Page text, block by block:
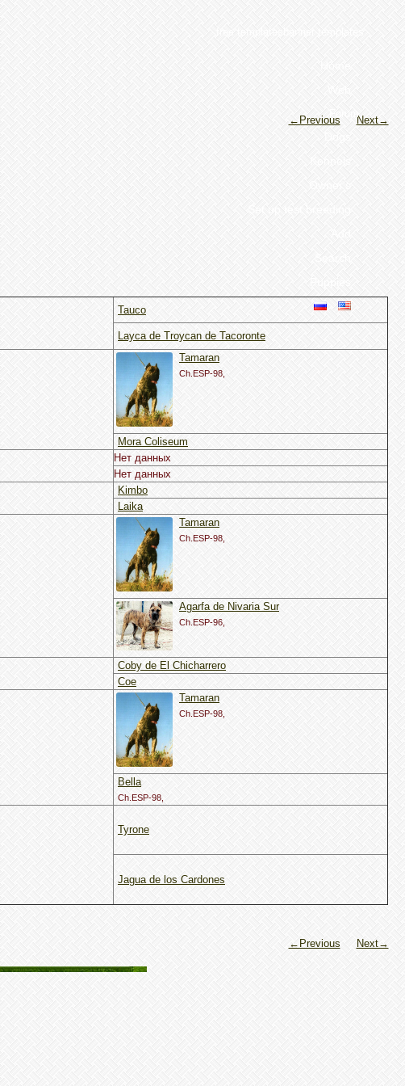
Forum
←Previous
Next→
Tauco
Layca de Troycan de Tacoronte
Tamaran
Ch.ESP-98,
Mora Coliseum
Нет данных
Нет данных
Kimbo
Laika
Tamaran
Ch.ESP-98,
Agarfa de Nivaria Sur
Ch.ESP-96,
Coby de El Chicharrero
Coe
Tamaran
Ch.ESP-98,
Bella
Ch.ESP-98,
Tyrone
Jagua de los Cardones
←Previous Next→